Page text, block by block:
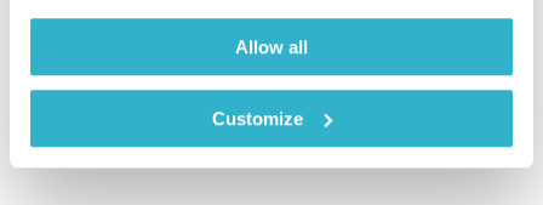
Allow all
Customize
אודיו